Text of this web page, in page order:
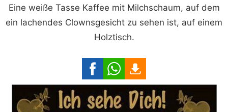
Eine weiße Tasse Kaffee mit Milchschaum, auf dem
ein lachendes Clownsgesicht zu sehen ist, auf einem
Holztisch.